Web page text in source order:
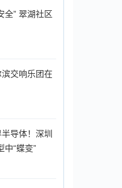
全” 翠湖社区
交响乐团在
导体！深圳
中“蝶变”